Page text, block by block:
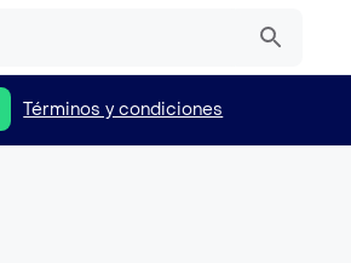
Términos y condiciones